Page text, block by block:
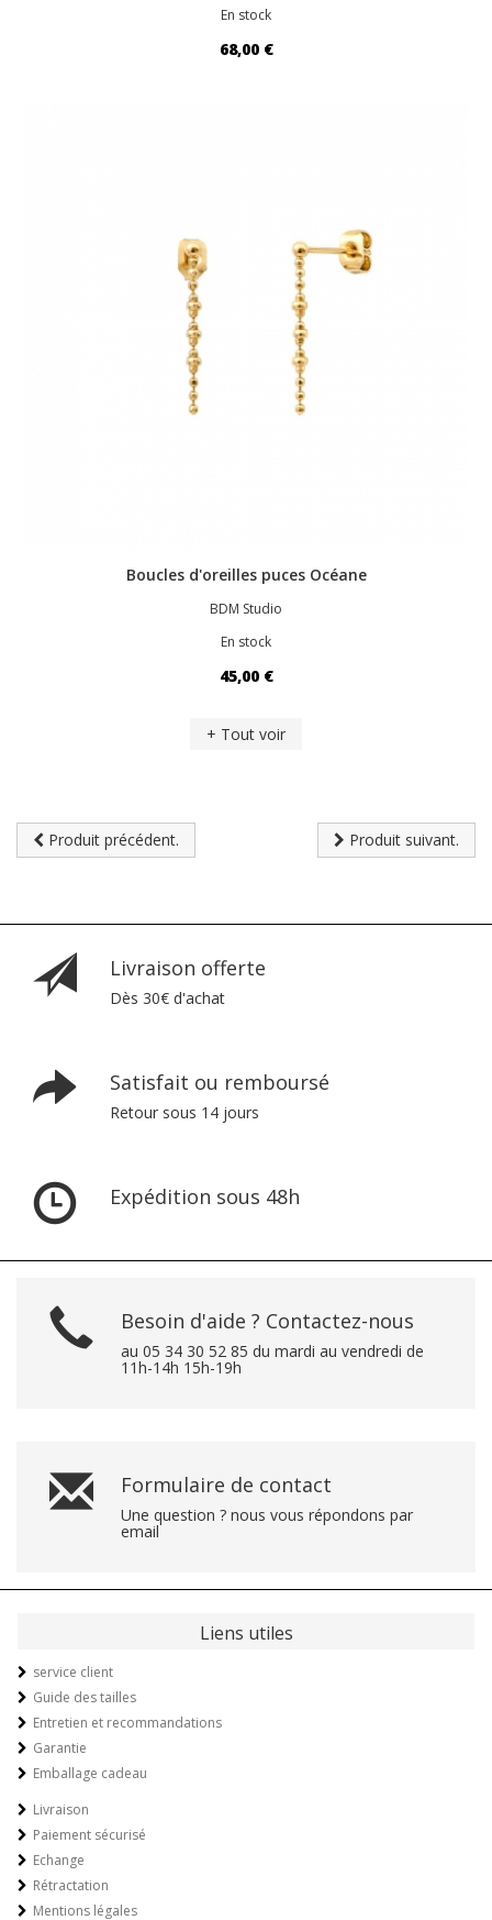
En stock
68,00 €
Boucles d'oreilles puces Océane
BDM Studio
En stock
45,00 €
+ Tout voir
Produit précédent. Produit suivant.
Livraison offerte
Dès 30€ d'achat
Satisfait ou remboursé
Retour sous 14 jours
Expédition sous 48h
Besoin d'aide ? Contactez-nous
au 05 34 30 52 85 du mardi au vendredi de
11h-14h 15h-19h
Formulaire de contact
Une question ? nous vous répondons par
email
Liens utiles
service client
Guide des tailles
Entretien et recommandations
Garantie
Emballage cadeau
Livraison
Paiement sécurisé
Echange
Rétractation
Mentions légales